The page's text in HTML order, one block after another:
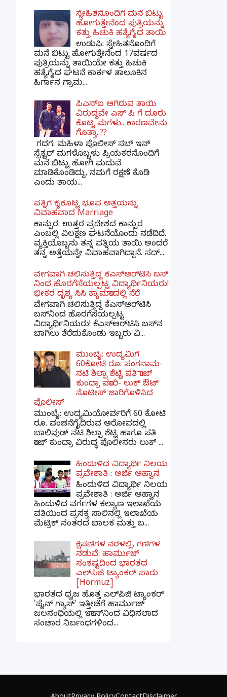
ಸ್ನೇಹಿತನೊಂದಿಗೆ ಮನೆ ಬಿಟ್ಟು
ಹೋಗುತ್ತೇನೆಂದ ಪುತ್ರಿಯನ್ನು
ಕತ್ತು ಹಿಚುಕಿ ಹತ್ಯೆಗೈದ ತಾಯಿ
ಉಡುಪಿ: ಸ್ನೇಹಿತನೊಂದಿಗೆ
ಮನೆ ಬಿಟ್ಟು ಹೋಗುತ್ತೇನೆಂದ 17ವರ್ಷದ
ಪುತ್ರಿಯನ್ನು ತಾಯಿಯೇ ಕತ್ತು ಹಿಚುಕಿ
ಹತ್ಯೆಗೈದ ಘಟನೆ ಕಾರ್ಕಳ ತಾಲೂಕಿನ
ಹಿರ್ಗಾನ ಗ್ರಾಮ...
ಪಿಎಸ್​ಐ ಆಗಿರುವ ತಾಯಿ
ವಿರುದ್ಧವೇ ಎಸ್ ಪಿ ಗೆ ದೂರು
ಕೊಟ್ಟ ಮಗಳು.. ಕಾರಣವೇನು
ಗೊತ್ತಾ..??
ಗದಗ​: ಮಹಿಳಾ ಪೊಲೀಸ್​ ಸಬ್ ​ಇನ್​
ಸ್ಪೆಕ್ಟರ್​ ಮಗಳೊಬ್ಬಳು ಪ್ರಿಯಕರನೊಂದಿಗೆ
ಮನೆ ಬಿಟ್ಟು ಹೋಗಿ ಮದುವೆ
ಮಾಡಿಕೊಂಡಿದ್ದು, ನಮಗೆ ರಕ್ಷಣೆ ಕೊಡಿ
ಎಂದು ತಾಯ...
ಪತ್ನಿಗೆ ಕೈಕೊಟ್ಟ ಭೂಪ ಅತ್ತೆಯನ್ನು
ವಿವಾಹವಾದ Marriage
ಕಾನ್ಪುರ: ಉತ್ತರ ಪ್ರದೇಶದ ಕಾನ್ಪುರ
ಎಂಬಲ್ಲಿ ವಿಲಕ್ಷಣ ಘಟನೆಯೊಂದು ನಡೆದಿದೆ.
ವ್ಯಕ್ತಿಯೊಬ್ಬನು ತನ್ನ ಪತ್ನಿಯ ತಾಯಿ ಅಂದರೆ
ತನ್ನ ಅತ್ತೆಯನ್ನೇ ವಿವಾಹವಾಗಿದ್ದಾನೆ. ಸದ್...
ವೇಗವಾಗಿ ಚಲಿಸುತ್ತಿದ್ದ ಕೆಎಸ್​ಆರ್​ಟಿಸಿ ಬಸ್​
ನಿಂದ ಹೊರಗೆಸೆಯಲ್ಪಟ್ಟ ವಿದ್ಯಾರ್ಥಿನಿಯರು!
ಭೀಕರ ದೃಶ್ಯ ಸಿಸಿ ಕ್ಯಾಮರಾದಲ್ಲಿ ಸೆರೆ
ವೇಗವಾಗಿ ಚಲಿಸುತ್ತಿದ್ದ ಕೆಎಸ್‌ಆರ್‌ಟಿಸಿ
ಬಸ್‌ನಿಂದ ಹೊರಗೆಸೆಯಲ್ಪಟ್ಟ
ವಿದ್ಯಾರ್ಥಿನಿಯರು! ಕೆಎಸ್‌ಆರ್‌ಟಿಸಿ ಬಸ್‌ನ
ಬಾಗಿಲು ತೆರೆದುಕೊಂಡು ಇಬ್ಬರು ವಿ...
ಮುಂಬೈ: ಉದ್ಯಮಿಗೆ
60ಕೋಟಿ ರೂ. ಪಂಗನಾಮ-
ನಟಿ ಶಿಲ್ಪಾ ಶೆಟ್ಟಿ ಪತಿ ರಾಜ್
ಕುಂದ್ರಾ ಪರಾರಿ- ಲುಕ್ ಔಟ್
ನೊಟೀಸ್ ಜಾರಿಗೊಳಿಸಿದ
ಪೊಲೀಸ್
ಮುಂಬೈ: ಉದ್ಯಮಿಯೋರ್ವರಿಗೆ 60 ಕೋಟಿ
ರೂ. ವಂಚನೆಗೈದಿರುವ ಆರೋಪದಲ್ಲಿ
ಬಾಲಿವುಡ್ ನಟಿ ಶಿಲ್ಪಾ ಶೆಟ್ಟಿ ಹಾಗೂ ಪತಿ
ರಾಜ್ ಕುಂದ್ರಾ ವಿರುದ್ಧ ಪೊಲೀಸರು ಲುಕ್ ...
ಹಿಂದುಳಿದ ವಿದ್ಯಾರ್ಥಿ ನಿಲಯ
ಪ್ರವೇಶಾತಿ : ಅರ್ಜಿ ಆಹ್ವಾನ
ಹಿಂದುಳಿದ ವಿದ್ಯಾರ್ಥಿ ನಿಲಯ
ಪ್ರವೇಶಾತಿ : ಅರ್ಜಿ ಆಹ್ವಾನ
ಹಿಂದುಳಿದ ವರ್ಗಗಳ ಕಲ್ಯಾಣ ಇಲಾಖೆಯ
ವತಿಯಿಂದ ಪ್ರಸಕ್ತ ಸಾಲಿನಲ್ಲಿ ಇಲಾಖೆಯ
ಮೆಟ್ರಿಕ್ ನಂತರದ ಬಾಲಕ ಮತ್ತು ಬ...
ಕ್ಷಿಪಣಿಗಳ ನೆರಳಲ್ಲಿ, ಗಣಿಗಳ
ನಡುವೆ: ಹಾರ್ಮುಜ್
ಸಂಕಷ್ಟದಿಂದ ಭಾರತದ
ಎಲ್‌ಪಿಜಿ ಟ್ಯಾಂಕರ್ ಪಾರು
[Hormuz]
ಭಾರತದ ಧ್ವಜ ಹೊತ್ತ ಎಲ್‌ಪಿಜಿ ಟ್ಯಾಂಕರ್
'ಪೈನ್ ಗ್ಯಾಸ್' ಇತ್ತೀಚೆಗೆ ಹಾರ್ಮುಜ್
ಜಲಸಂಧಿಯಲ್ಲಿ ಇರಾನ್‌ನಿಂದ ವಿಧಿಸಲಾದ
ಸಂಚಾರ ನಿರ್ಬಂಧಗಳಿಂದ...